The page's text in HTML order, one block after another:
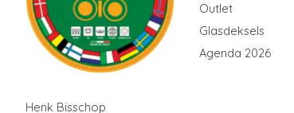
Henk Bisschop
Outlet
Glasdeksels
Agenda 2026